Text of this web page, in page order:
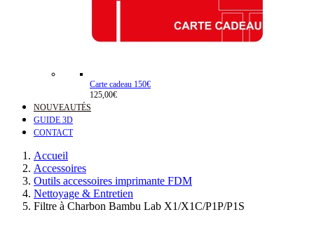
Carte cadeau 150€
125,00€
NOUVEAUTÉS
GUIDE 3D
CONTACT
Accueil
Accessoires
Outils accessoires imprimante FDM
Nettoyage & Entretien
Filtre à Charbon Bambu Lab X1/X1C/P1P/P1S